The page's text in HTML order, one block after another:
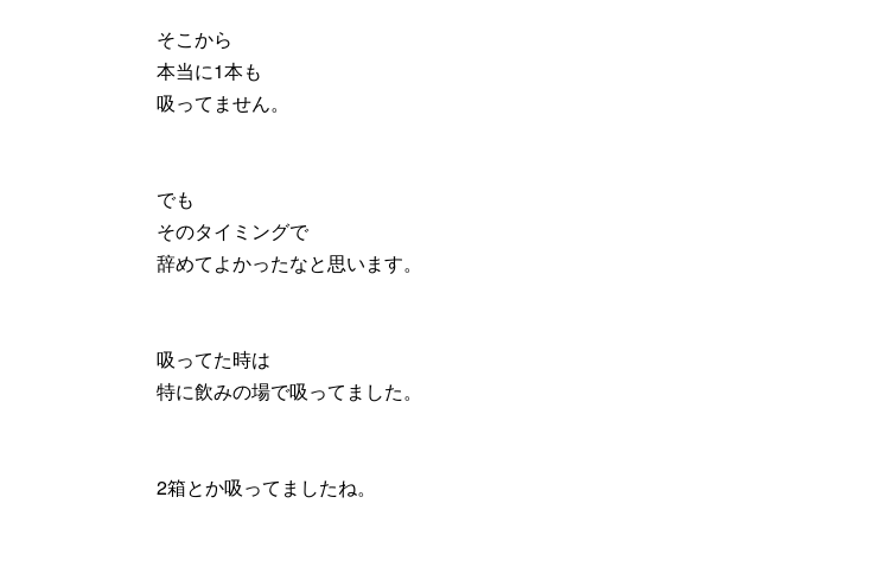
そこから
本当に1本も
吸ってません。
でも
そのタイミングで
辞めてよかったなと思います。
吸ってた時は
特に飲みの場で吸ってました。
2箱とか吸ってましたね。